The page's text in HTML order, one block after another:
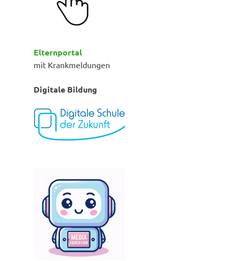
Elternportal
mit Krankmeldungen
Digitale Bildung